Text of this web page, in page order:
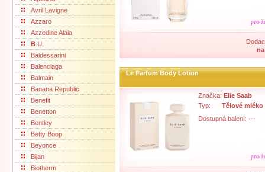
Avril Lavigne
Azzaro
Azzedine Alaia
B .U.
Baldessarini
Balenciaga
Balmain
Banana Republic
Benefit
Benetton
Bentley
Betty Boop
Beyonce
Bijan
Biotherm
Le Parfum Body Lotion
Značka: Elie Saab
Typ:
Tělové mléko
Dostupná balení: ---